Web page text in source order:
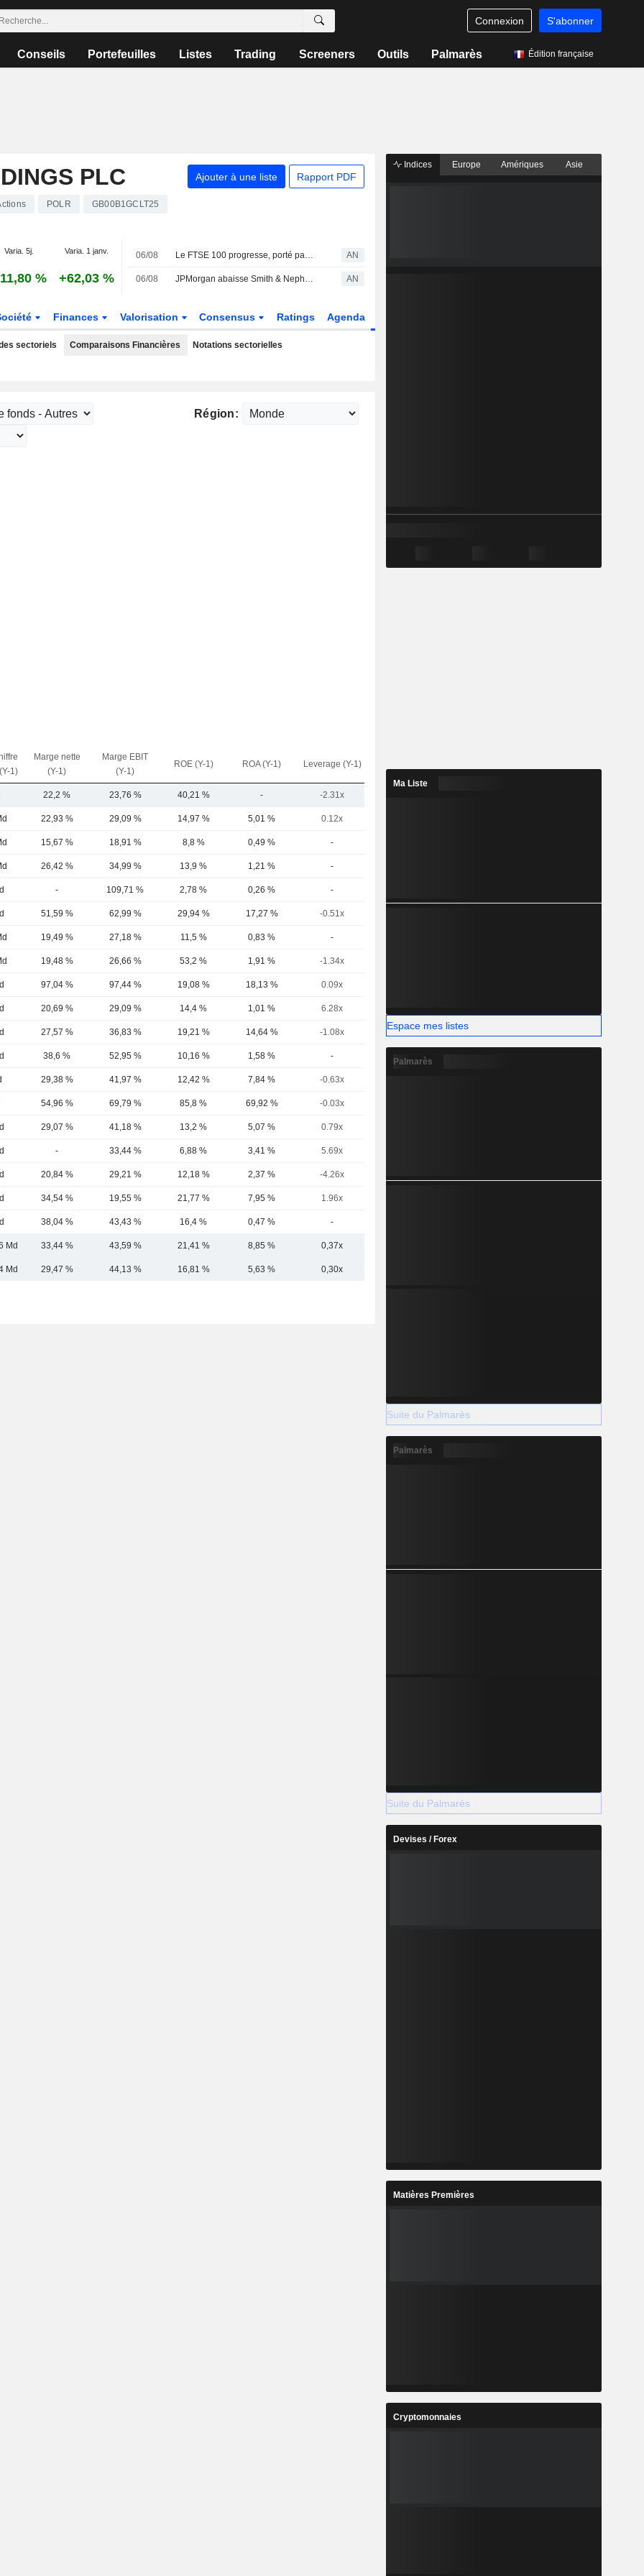
Connexion S'abonner
Conseils Portefeuilles Listes Trading Screeners Outils Palmarès Édition française
PLC Ajouter à une liste Rapport PDF
POLR GB00B1GCLT25
Varia. 5j. Varia. 1 janv.
% +62,03 %
06/08 Le FTSE 100 progresse, porté par l'envolée de Diageo après ses résultats AN
06/08 JPMorgan abaisse Smith & Nephew ; les courtiers plébiscitent Next AN
Finances Valorisation Consensus Ratings Agenda
sectoriels Comparaisons Financières Notations sectorielles
Région:
1)
Marge nette
(Y-1)
Marge EBIT
(Y-1)
ROE (Y-1) ROA (Y-1) Leverage (Y-1)
22,2 % 23,76 % 40,21 % - -2.31x
22,93 % 29,09 % 14,97 % 5,01 % 0.12x
15,67 % 18,91 % 8,8 % 0,49 % -
26,42 % 34,99 % 13,9 % 1,21 % -
- 109,71 % 2,78 % 0,26 % -
51,59 % 62,99 % 29,94 % 17,27 % -0.51x
19,49 % 27,18 % 11,5 % 0,83 % -
19,48 % 26,66 % 53,2 % 1,91 % -1.34x
97,04 % 97,44 % 19,08 % 18,13 % 0.09x
20,69 % 29,09 % 14,4 % 1,01 % 6.28x
27,57 % 36,83 % 19,21 % 14,64 % -1.08x
38,6 % 52,95 % 10,16 % 1,58 % -
29,38 % 41,97 % 12,42 % 7,84 % -0.63x
54,96 % 69,79 % 85,8 % 69,92 % -0.03x
29,07 % 41,18 % 13,2 % 5,07 % 0.79x
- 33,44 % 6,88 % 3,41 % 5.69x
20,84 % 29,21 % 12,18 % 2,37 % -4.26x
34,54 % 19,55 % 21,77 % 7,95 % 1.96x
38,04 % 43,43 % 16,4 % 0,47 % -
Md 33,44 % 43,59 % 21,41 % 8,85 % 0,37x
Md 29,47 % 44,13 % 16,81 % 5,63 % 0,30x
Indices Europe Amériques Asie
Ma Liste
Espace mes listes
Palmarès
Suite du Palmarès
Palmarès
Suite du Palmarès
Devises / Forex
Matières Premières
Cryptomonnaies